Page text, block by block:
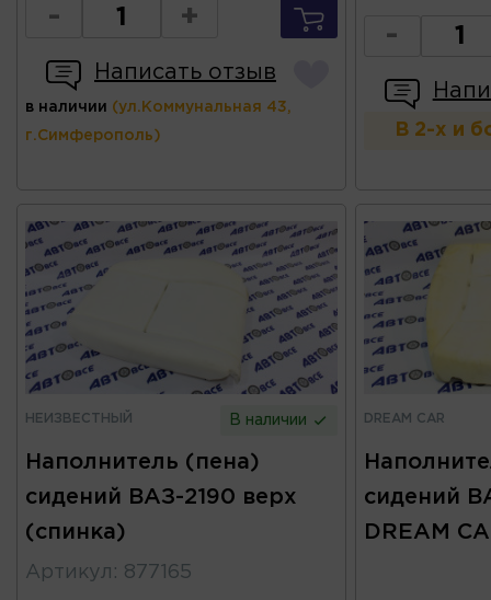
- +
Написать отзыв
в наличии (ул.Коммунальная 43,
г.Симферополь)
-
В 2-х и
НЕИЗВЕСТНЫЙ В наличии
Наполнитель (пена)
сидений ВАЗ-2190 верх
(спинка)
Артикул : 877165
DREAM CAR
сидений
DREAM